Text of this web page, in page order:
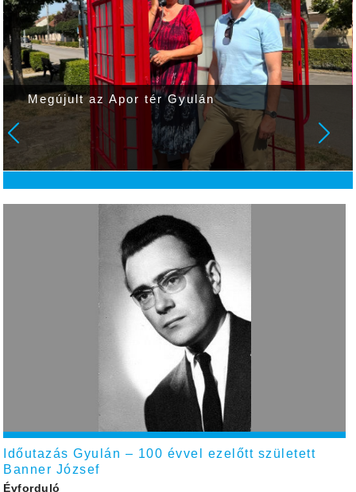
Megújult az Apor tér Gyulán
Időutazás Gyulán – 100 évvel ezelőtt született
Banner József
Évforduló